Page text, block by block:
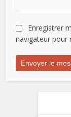
Enregistrer
navigateur pour